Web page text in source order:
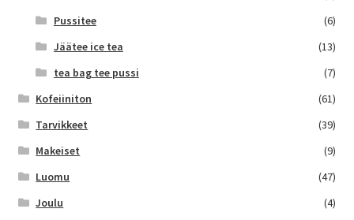
Pussitee
(6)
Jäätee ice tea
(13)
tea bag tee pussi
(7)
Kofeiiniton
(61)
Tarvikkeet
(39)
Makeiset
(9)
Luomu
(47)
Joulu
(4)